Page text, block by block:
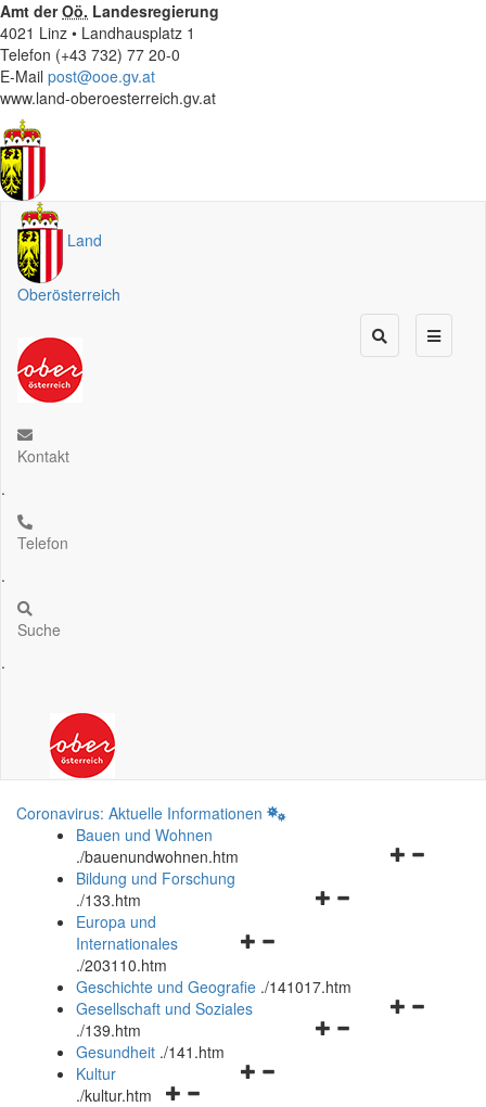
Amt derOö. Landesregierung
4021 Linz • Landhausplatz 1
Telefon (+43 732) 77 20-0
E-Mail post@ooe.gv.at
www.land-oberoesterreich.gv.at
Land
Oberösterreich
Kontakt
.
Telefon
.
Suche
.
Coronavirus: Aktuelle Informationen
Bauen und Wohnen
./bauenundwohnen.htm
Navigationsmenü
Bildung und Forschung
./133.htm
Navigationsmenü
und
schließen
Europa und
Internationales
./203110.htm
Geschichte und Geografie ./141017.htm
Navigationsmenü
Gesellschaft und Soziales
./139.htm
Navigationsmenü
Gesundheit ./141.htm
Navigationsmenü
Kultur
./kultur.htm